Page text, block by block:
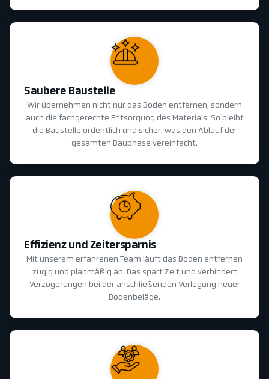
Saubere Baustelle
Wir übernehmen nicht nur das Boden entfernen, sondern
auch die fachgerechte Entsorgung des Materials. So bleibt
die Baustelle ordentlich und sicher, was den Ablauf der
gesamten Bauphase vereinfacht.
Effizienz und Zeitersparnis
Mit unserem erfahrenen Team läuft das Boden entfernen
zügig und planmäßig ab. Das spart Zeit und verhindert
Verzögerungen bei der anschließenden Verlegung neuer
Bodenbeläge.